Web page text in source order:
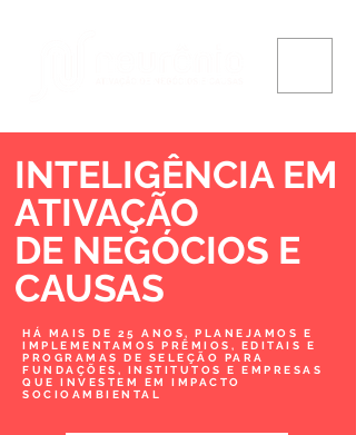
INTELIGÊNCIA EM
ATIVAÇÃO
DE NEGÓCIOS E
CAUSAS
HÁ MAIS DE 25 ANOS, PLANEJAMOS E
IMPLEMENTAMOS PRÊMIOS, EDITAIS E
PROGRAMAS DE SELEÇÃO PARA
FUNDAÇÕES, INSTITUTOS E EMPRESAS
QUE INVESTEM EM IMPACTO
SOCIOAMBIENTAL